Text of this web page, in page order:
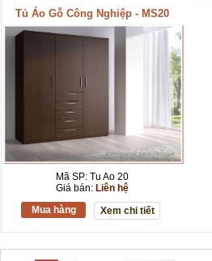
Tủ Áo Gỗ Công Nghiệp - MS20
Mã SP: Tu Ao 20
Giá bán: Liên hệ
Mua hàng
Xem chi tiết